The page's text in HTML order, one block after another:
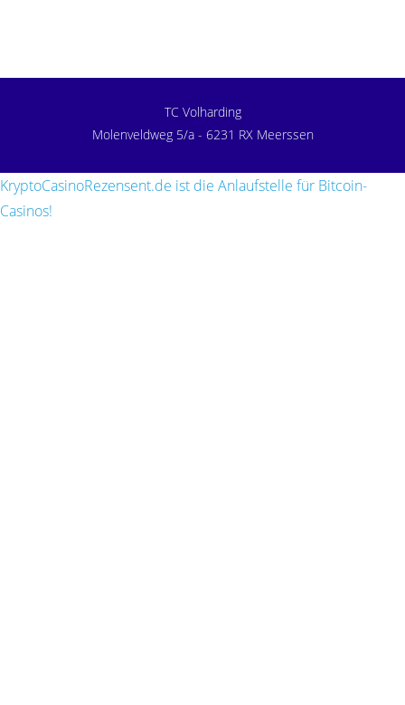
TC Volharding
Molenveldweg 5/a - 6231 RX Meerssen
KryptoCasinoRezensent.de ist die Anlaufstelle für Bitcoin-
Casinos!